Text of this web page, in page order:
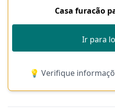
Casa furacão
Ir para
💡 Verifique